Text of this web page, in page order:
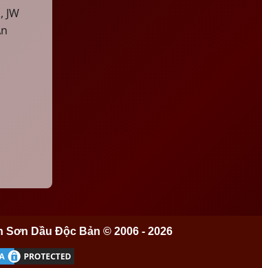
JW
Sơn Dầu Độc Bản © 2006 - 2026